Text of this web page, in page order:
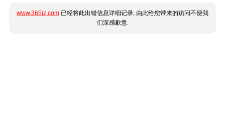
www.365jz.com 已经将此出错信息详细记录, 由此给您带来的访问不便我
们深感歉意.